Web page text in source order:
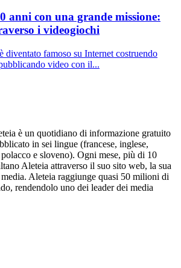
anni con una grande missione:
i videogiochi
diventato famoso su Internet costruendo
video con il...
è un quotidiano di informazione gratuito
in sei lingue (francese, inglese,
e sloveno). Ogni mese, più di 10
Aleteia attraverso il suo sito web, la sua
Aleteia raggiunge quasi 50 milioni di
rendendolo uno dei leader dei media